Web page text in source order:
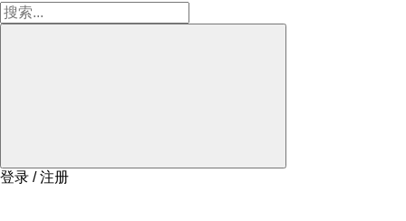
登录 / 注册